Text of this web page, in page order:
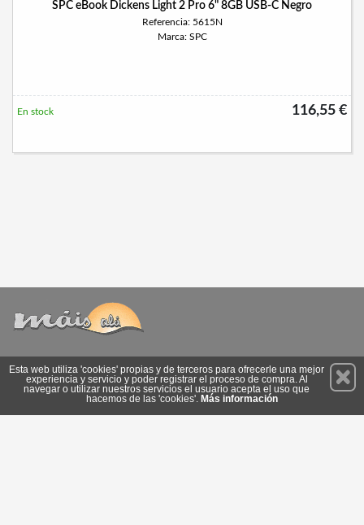
SPC eBook Dickens Light 2 Pro 6" 8GB USB-C Negro
Referencia: 5615N
Marca: SPC
116,55 €
En stock
Suscríbete
Esta web utiliza 'cookies' propias y de terceros para ofrecerle una mejor
experiencia y servicio y poder registrar el proceso de compra. Al
navegar o utilizar nuestros servicios el usuario acepta el uso que
hacemos de las 'cookies'. Más información